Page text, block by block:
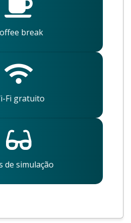
break
Fi gratuito
de simulação